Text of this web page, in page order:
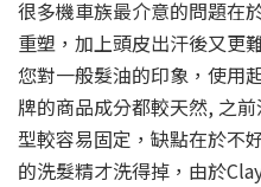
很多機車族最介意的問題在
重塑，加上頭皮出汗後又更
您對一般髮油的印象，使用
牌的商品成分都較天然, 之
型較容易固定，缺點在於不
的洗髮精才洗得掉，由於